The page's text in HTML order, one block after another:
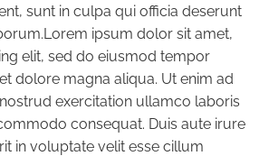
sunt in culpa qui officia deserunt
ipsum dolor sit amet,
elit, sed do eiusmod tempor
dolore magna aliqua. Ut enim ad
exercitation ullamco laboris
consequat. Duis aute irure
in voluptate velit esse cillum